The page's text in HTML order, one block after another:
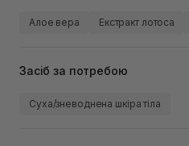
Алое вера Екстракт лотоса
Засіб за потребою
Суха/зневоднена шкіра тіла